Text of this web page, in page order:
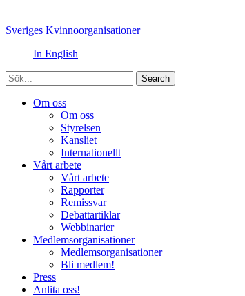
Sveriges Kvinnoorganisationer
In English
Sök
Om oss
Om oss
Styrelsen
Kansliet
Internationellt
Vårt arbete
Vårt arbete
Rapporter
Remissvar
Debattartiklar
Webbinarier
Medlemsorganisationer
Medlemsorganisationer
Bli medlem!
Press
Anlita oss!